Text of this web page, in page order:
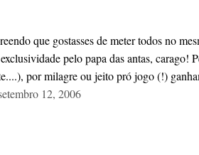
que gostasses de meter todos no
pelo papa das antas,
por milagre ou jeito pró jogo (!)
12, 2006